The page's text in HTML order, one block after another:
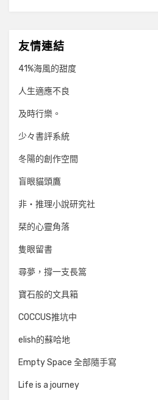
友情連結
41%海風的甜度
人生適應不良
及時行樂。
少々書評系統
冬陽的創作空間
盲眼貓頭鷹
非‧推理小說研究社
栞的心靈角落
隻眼留書
尋夢，撐一支長篙
寶石般的文具箱
COCCUS推坑中
elish的蘇哈地
Empty Space 全部隨手寫
Life is a journey